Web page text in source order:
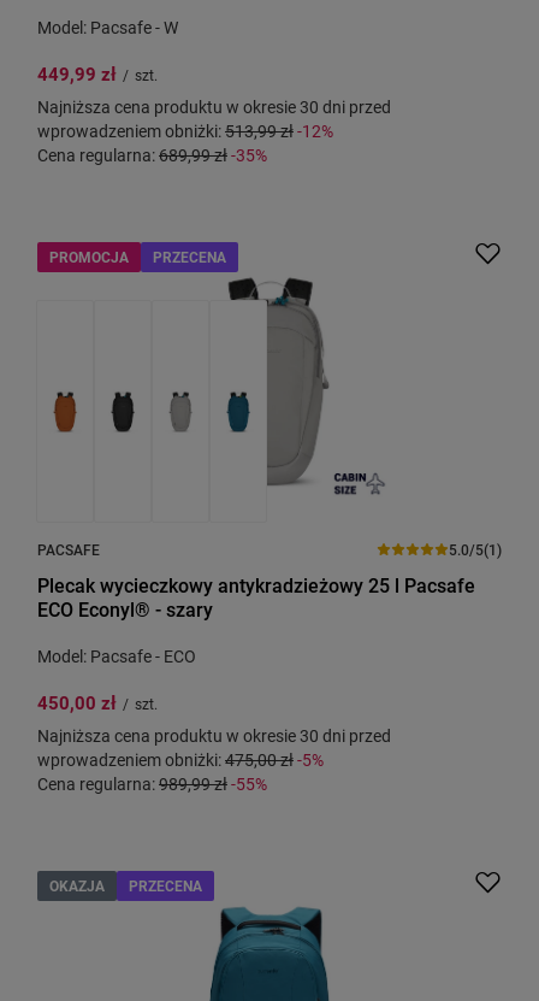
Model: Pacsafe - W
449,99 zł / szt.
Najniższa cena produktu w okresie 30 dni przed
wprowadzeniem obniżki:513,99 zł-12%
Cena regularna:689,99 zł-35%
PROMOCJA PRZECENA
PACSAFE 5.0/5(1)
Plecak wycieczkowy antykradzieżowy 25 l Pacsafe
ECO Econyl® - szary
Model: Pacsafe - ECO
450,00 zł / szt.
Najniższa cena produktu w okresie 30 dni przed
wprowadzeniem obniżki:475,00 zł-5%
Cena regularna:989,99 zł-55%
OKAZJA PRZECENA